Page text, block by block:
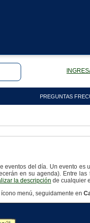
PREGUNTAS
eventos del día. Un evento es
en su agenda). Entre
la descripción de cualquier
menú, seguidamente en